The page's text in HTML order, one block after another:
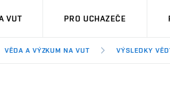
VUT PRO UCHAZEČE
VĚDA A VÝZKUM NA VUT VÝSLEDKY